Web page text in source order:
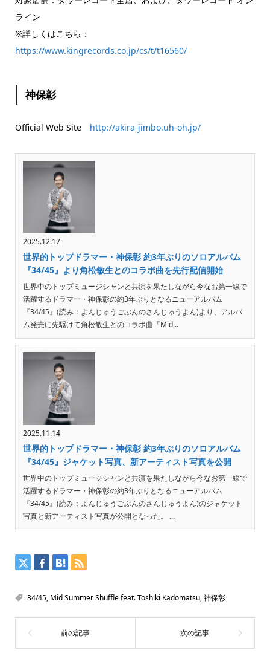
ライン
※詳しくはこちら：
https://www.kingrecords.co.jp/cs/t/t16560/
神保彰
Official Web Site http://akira-jimbo.uh-oh.jp/
2025.12.17
世界的トップドラマー・神保彰 約3年ぶりのソロアルバム
『34/45』より角松敏生とのコラボ曲を先行配信開始
世界中のトップミュージシャンと共演を果たしながら今なお第一線で
活躍するドラマー・神保彰の約3年ぶりとなるニューアルバム
『34/45』(読み：よんじゅうごぶんのさんじゅうよん)より、アルバ
ム発売に先駆けて角松敏生とのコラボ曲「Mid...
2025.11.14
世界的トップドラマー・神保彰 約3年ぶりのソロアルバム
『34/45』ジャケット写真、新アーティスト写真を公開
世界中のトップミュージシャンと共演を果たしながら今なお第一線で
活躍するドラマー・神保彰の約3年ぶりとなるニューアルバム
『34/45』(読み：よんじゅうごぶんのさんじゅうよん)のジャケット
写真と新アーティスト写真が公開となった。 ...
34/45, Mid Summer Shuffle feat. Toshiki Kadomatsu,神保彰